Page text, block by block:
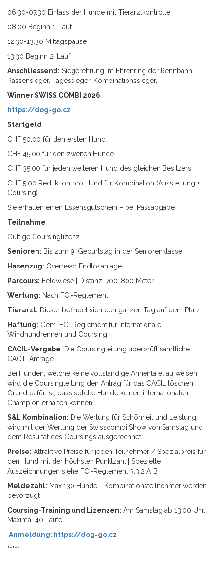
06.30-07.30 Einlass der Hunde mit Tierarztkontrolle
08.00 Beginn 1. Lauf
12.30-13.30 Mittagspause
13.30 Beginn 2. Lauf
Anschliessend: Siegerehrung im Ehrenring der Rennbahn
Rassensieger, Tagessieger, Kombinationssieger,
Winner SWISS COMBI 2026
https://dog-go.cz
Startgeld
CHF 50.00 für den ersten Hund
CHF 45.00 für den zweiten Hunde
CHF 35.00 für jeden weiteren Hund des gleichen Besitzers
CHF 5.00 Reduktion pro Hund für Kombination (Ausstellung +
Coursing)
Sie erhalten einen Essensgutschein – bei Passabgabe
Teilnahme
Gültige Coursinglizenz
Senioren: Bis zum 9. Geburtstag in der Seniorenklasse
Hasenzug: Overhead Endlosanlage
Parcours: Feldwiese | Distanz: 700-800 Meter
Wertung: Nach FCI-Reglement
Tierarzt: Dieser befindet sich den ganzen Tag auf dem Platz
Haftung: Gem. FCI-Reglement für internationale
Windhundrennen und Coursing
CACIL-Vergabe: Die Coursingleitung überprüft sämtliche
CACIL-Anträge.
Bei Hunden, welche keine vollständige Ahnentafel aufweisen,
wird die Coursingleitung den Antrag für das CACIL löschen.
Grund dafür ist, dass solche Hunde keinen internationalen
Champion erhalten können.
S&L Kombination: Die Wertung für Schönheit und Leistung
wird mit der Wertung der Swisscombi Show von Samstag und
dem Resultat des Coursings ausgerechnet.
Preise: Attraktive Preise für jeden Teilnehmer / Spezialpreis für
den Hund mit der höchsten Punktzahl | Spezielle
Auszeichnungen siehe FCI-Reglement 3.3.2 A+B
Meldezahl: Max.130 Hunde - Kombinationsteilnehmer werden
bevorzugt
Coursing-Training und Lizenzen: Am Samstag ab 13.00 Uhr.
Maximal 40 Läufe.
Anmeldung: https://dog-go.cz
*****